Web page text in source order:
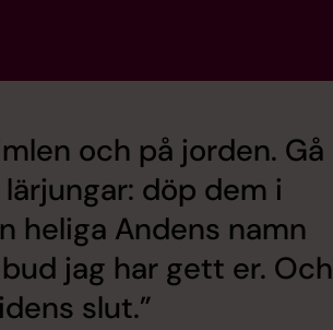
och på jorden. Gå
döp dem i
heliga Andens namn
jag har gett er. Och
slut.